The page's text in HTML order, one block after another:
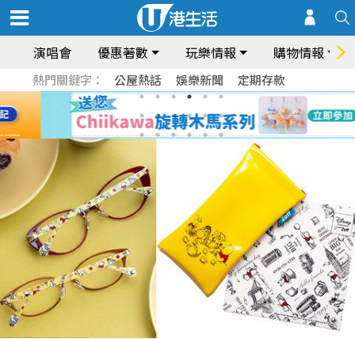
演唱會 優惠著數 玩樂情報 購物情報
熱門關鍵字： 公屋熱話 娛樂新聞 定期存款